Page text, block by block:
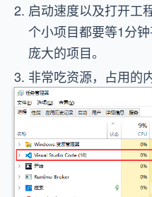
启动速度以及打开工
个小项目都要等1分
庞大的项目。
非常吃资源，占用的